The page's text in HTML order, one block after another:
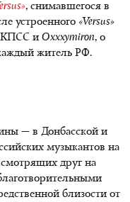
», снимавшегося в
устроенного «Versus»
КПСС и Oxxxymiron, о
житель РФ.
— в Донбасской и
музыкантов на
друг на
близости от